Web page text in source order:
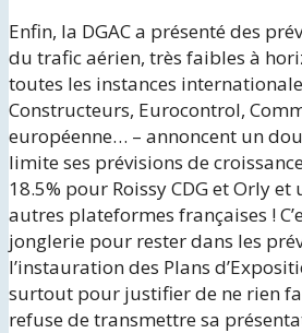
Enfin, la DGAC a présenté des
du trafic aérien, très faibles à
toutes les instances
Constructeurs, Eurocontrol,
européenne… – annoncent un
limite ses prévisions de
18.5% pour Roissy CDG et Orly
autres plateformes françaises !
jonglerie pour rester dans les
l’instauration des Plans
surtout pour justifier de ne rien
refuse de transmettre sa